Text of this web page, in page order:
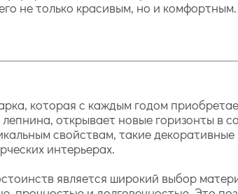
не только красивым, но и комфортным.
которая с каждым годом
открывает новые горизонты в
свойствам, такие
интерьерах.
является широкий выбор